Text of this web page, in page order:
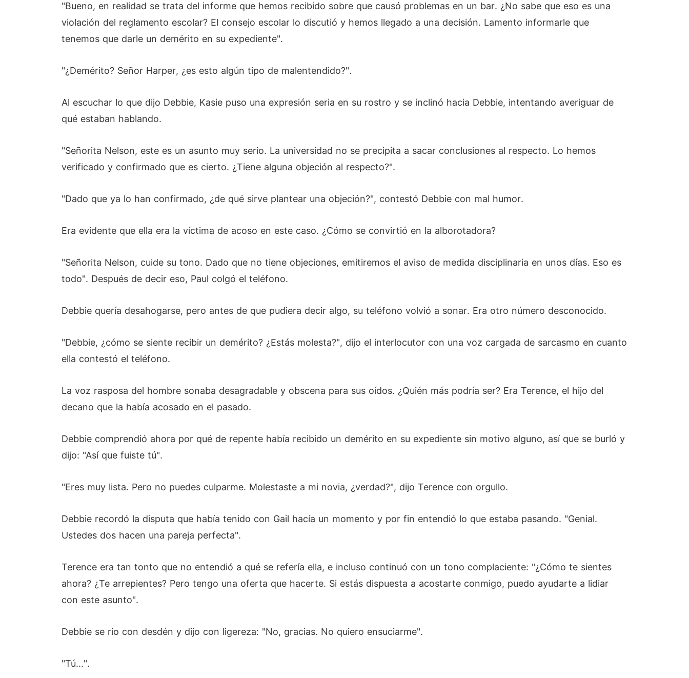
"Bueno, en realidad se trata del informe que hemos recibido sobre que causó problemas en un bar. ¿No sabe que eso es una
violación del reglamento escolar? El consejo escolar lo discutió y hemos llegado a una decisión. Lamento informarle que
tenemos que darle un demérito en su expediente".
"¿Demérito? Señor Harper, ¿es esto algún tipo de malentendido?".
Al escuchar lo que dijo Debbie, Kasie puso una expresión seria en su rostro y se inclinó hacia Debbie, intentando averiguar de
qué estaban hablando.
"Señorita Nelson, este es un asunto muy serio. La universidad no se precipita a sacar conclusiones al respecto. Lo hemos
verificado y confirmado que es cierto. ¿Tiene alguna objeción al respecto?".
"Dado que ya lo han confirmado, ¿de qué sirve plantear una objeción?", contestó Debbie con mal humor.
Era evidente que ella era la víctima de acoso en este caso. ¿Cómo se convirtió en la alborotadora?
"Señorita Nelson, cuide su tono. Dado que no tiene objeciones, emitiremos el aviso de medida disciplinaria en unos días. Eso es
todo". Después de decir eso, Paul colgó el teléfono.
Debbie quería desahogarse, pero antes de que pudiera decir algo, su teléfono volvió a sonar. Era otro número desconocido.
"Debbie, ¿cómo se siente recibir un demérito? ¿Estás molesta?", dijo el interlocutor con una voz cargada de sarcasmo en cuanto
ella contestó el teléfono.
La voz rasposa del hombre sonaba desagradable y obscena para sus oídos. ¿Quién más podría ser? Era Terence, el hijo del
decano que la había acosado en el pasado.
Debbie comprendió ahora por qué de repente había recibido un demérito en su expediente sin motivo alguno, así que se burló y
dijo: "Así que fuiste tú".
"Eres muy lista. Pero no puedes culparme. Molestaste a mi novia, ¿verdad?", dijo Terence con orgullo.
Debbie recordó la disputa que había tenido con Gail hacía un momento y por fin entendió lo que estaba pasando. "Genial.
Ustedes dos hacen una pareja perfecta".
Terence era tan tonto que no entendió a qué se refería ella, e incluso continuó con un tono complaciente: "¿Cómo te sientes
ahora? ¿Te arrepientes? Pero tengo una oferta que hacerte. Si estás dispuesta a acostarte conmigo, puedo ayudarte a lidiar
con este asunto".
Debbie se rio con desdén y dijo con ligereza: "No, gracias. No quiero ensuciarme".
"Tú...".